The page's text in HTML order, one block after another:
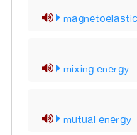
mixing energy
mutual energy